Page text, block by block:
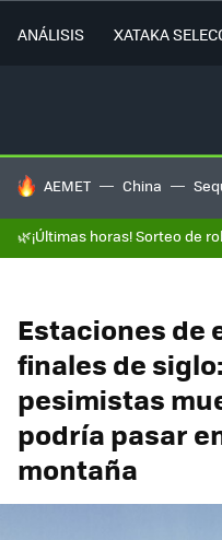
ANÁLISIS XATAKA
HOY SE HABLA DE
AEMET China
🌿¡Últimas horas! Sorteo de
Estaciones de
finales de
pesimistas
podría pasar
montaña